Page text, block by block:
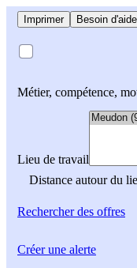
Imprimer Besoin
Métier, compétence,
Lieu de travail
Distance autour du
Rechercherdes offres
Créer une alerte